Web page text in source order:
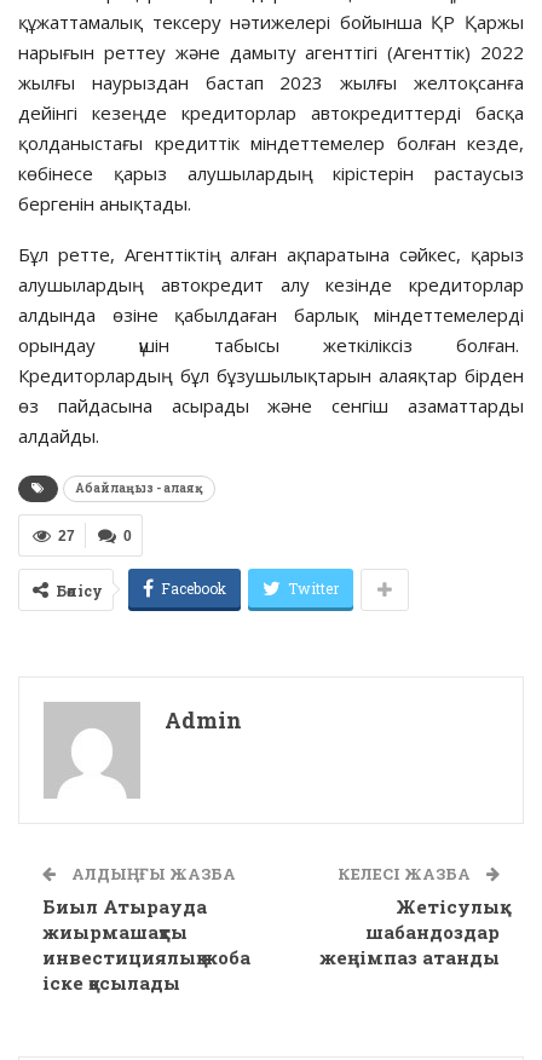
құжаттамалық тексеру нәтижелері бойынша ҚР Қаржы
нарығын реттеу және дамыту агенттігі (Агенттік) 2022
жылғы наурыздан бастап 2023 жылғы желтоқсанға
дейінгі кезеңде кредиторлар автокредиттерді басқа
қолданыстағы кредиттік міндеттемелер болған кезде,
көбінесе қарыз алушылардың кірістерін растаусыз
бергенін анықтады.
Бұл ретте, Агенттіктің алған ақпаратына сәйкес, қарыз
алушылардың автокредит алу кезінде кредиторлар
алдында өзіне қабылдаған барлық міндеттемелерді
орындау үшін табысы жеткіліксіз болған.
Кредиторлардың бұл бұзушылықтарын алаяқтар бірден
өз пайдасына асырады және сенгіш азаматтарды
алдайды.
Абайлаңыз - алаяқ
0
27
Бөлісу Facebook Twitter
Admin
АЛДЫҢҒЫ ЖАЗБА
Биыл Атырауда
жиырмашақты
инвестициялық жоба
іске қосылады
КЕЛЕСІ ЖАЗБА
Жетісулық
шабандоздар
жеңімпаз атанды